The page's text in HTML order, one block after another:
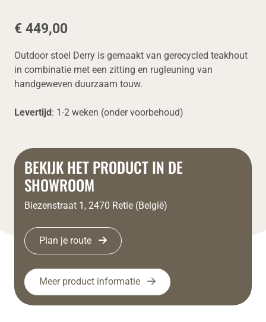
€ 449,00
Outdoor stoel Derry is gemaakt van gerecycled teakhout
in combinatie met een zitting en rugleuning van
handgeweven duurzaam touw.
Levertijd : 1-2 weken (onder voorbehoud)
BEKIJK HET PRODUCT IN DE
SHOWROOM
Biezenstraat 1, 2470 Retie (België)
Plan je route
Meer product informatie